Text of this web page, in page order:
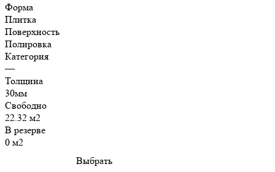
Форма
Плитка
Поверхность
Полировка
Категория
—
Толщина
30мм
Свободно
22.32 м2
В резерве
0 м2
Выбрать